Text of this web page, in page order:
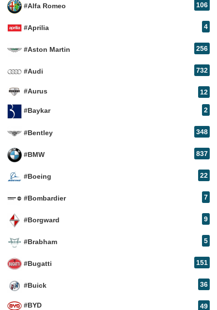
#Alfa Romeo 106
#Aprilia 4
#Aston Martin 256
#Audi 732
#Aurus 12
#Baykar 2
#Bentley 348
#BMW 837
#Boeing 22
#Bombardier 7
#Borgward 9
#Brabham 5
#Bugatti 151
#Buick 36
#BYD 49